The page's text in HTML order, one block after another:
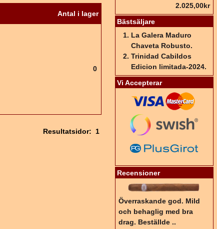
Antal i lager
0
Resultatsidor:1
2.025,00kr
Bästsäljare
La Galera Maduro
Chaveta Robusto.
Trinidad Cabildos
Edicion limitada-2024.
Vi Accepterar
Recensioner
Överraskande god. Mild
och behaglig med bra
drag. Beställde ..